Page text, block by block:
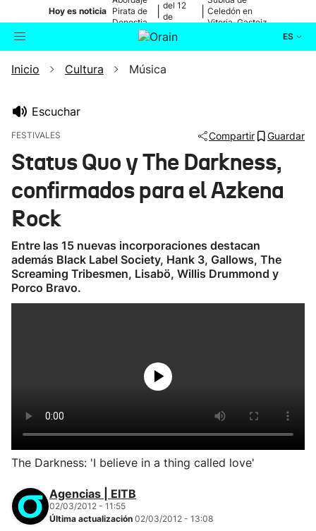
Hoy es noticia Pirata de
Donostia
del 12
de
Celedón en
Vitoria-Gasteiz
ES
Buscador Actualidad
Ikusmiran
Inicio Cultura Música
Escuchar
FESTIVALES Compartir Guardar
Status Quo y The Darkness,
confirmados para el Azkena
Rock
Entre las 15 nuevas incorporaciones destacan
además Black Label Society, Hank 3, Gallows, The
Screaming Tribesmen, Lisabö, Willis Drummond y
Porco Bravo.
The Darkness: 'I believe in a thing called love'
Agencias | EITB
02/03/2012 - 11:55
Última actualización 02/03/2012 - 13:08